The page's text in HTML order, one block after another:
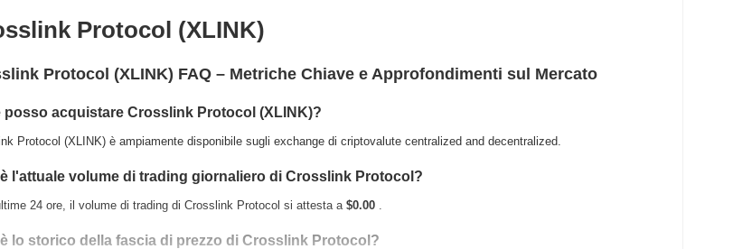
Protocol (XLINK)
Protocol (XLINK) FAQ – Metriche Chiave e Approfondimenti sul Mercato
posso acquistare Crosslink Protocol (XLINK)?
Protocol (XLINK) è ampiamente disponibile sugli exchange di criptovalute centralized and decentralized.
l'attuale volume di trading giornaliero di Crosslink Protocol?
24 ore, il volume di trading di Crosslink Protocol si attesta a $0.00 .
lo storico della fascia di prezzo di Crosslink Protocol?